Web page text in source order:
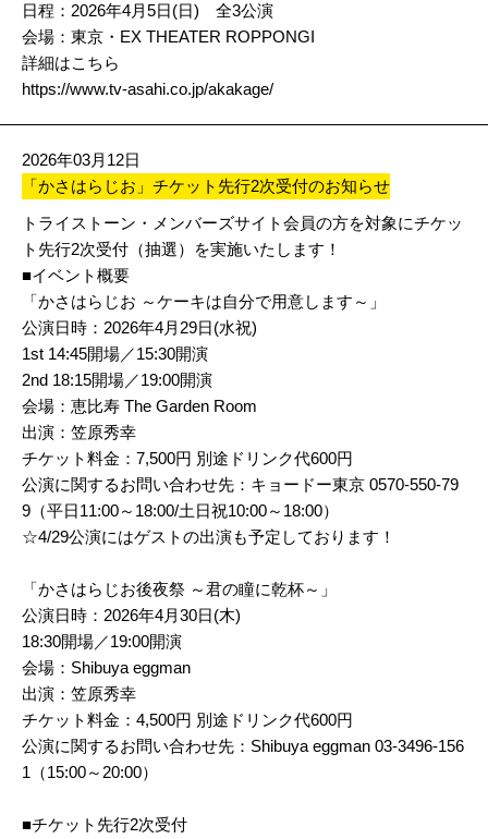
日程：2026年4月5日(日) 全3公演
会場：東京・EX THEATER ROPPONGI
詳細はこちら
https://www.tv-asahi.co.jp/akakage/
2026年03月12日
「かさはらじお」チケット先行2次受付のお知らせ
トライストーン・メンバーズサイト会員の方を対象にチケッ
ト先行2次受付（抽選）を実施いたします！
■イベント概要
「かさはらじお ～ケーキは自分で用意します～」
公演日時：2026年4月29日(水祝)
1st 14:45開場／15:30開演
2nd 18:15開場／19:00開演
会場：恵比寿 The Garden Room
出演：笠原秀幸
チケット料金：7,500円 別途ドリンク代600円
公演に関するお問い合わせ先：キョードー東京 0570-550-79
9（平日11:00～18:00/土日祝10:00～18:00）
☆4/29公演にはゲストの出演も予定しております！
「かさはらじお後夜祭 ～君の瞳に乾杯～」
公演日時：2026年4月30日(木)
18:30開場／19:00開演
会場：Shibuya eggman
出演：笠原秀幸
チケット料金：4,500円 別途ドリンク代600円
公演に関するお問い合わせ先：Shibuya eggman 03-3496-156
1（15:00～20:00）
■チケット先行2次受付